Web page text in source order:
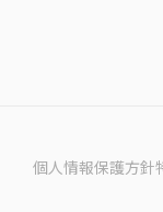
個人情報保護方針